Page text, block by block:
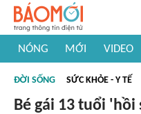
NÓNG MỚI VIDEO
#Khám phá thế giới
ĐỜI SỐNG SỨC KHỎE - Y TẾ
Bé gái 13 tuổi